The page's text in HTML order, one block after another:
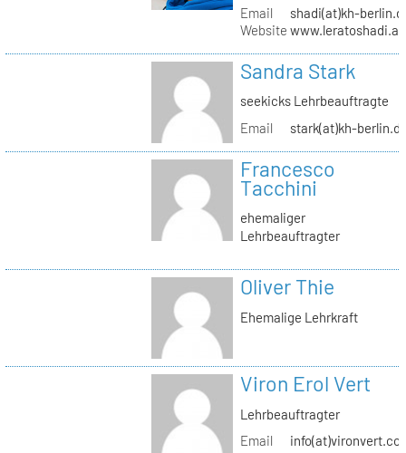
Email
shadi(at)kh-
Website
Sandra Stark
seekicks Lehrbeauftragte
Email
stark(at)kh-
Francesco
Tacchini
ehemaliger
Lehrbeauftragter
Oliver Thie
Ehemalige Lehrkraft
Viron Erol Vert
Lehrbeauftragter
Email